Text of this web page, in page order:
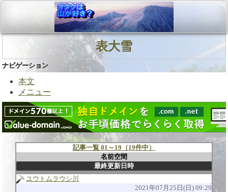
表大雪
ナビゲーション
本文
メニュー
記事一覧 01～19（19件中）
名前空間
最終更新日時
ユウトムラウシ川
2021年07月25日(日) 09:29